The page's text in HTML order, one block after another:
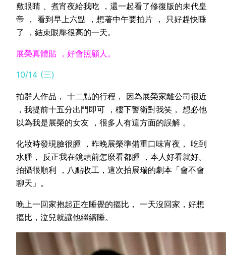
敷眼睛 、煮宵夜給我吃 ，還一起看了修復版的未代皇
帝 ， 看到早上六點 ，想著中午要拍片 ， 只好趕快睡
了 ，結束眼壓很高的一天。
展榮真體貼 ，好會照顧人。
10/14 (三)
拍群人作品， 十二點的行程， 因為展榮家離公司很近
，我提前十五分出門即可 ，樓下警衛對我笑， 想必他
以為我是展榮的女友 ，很多人有這方面的誤解 。
化妝時發現臉很腫 ，昨晚展榮準備重口味宵夜， 吃到
水腫， 反正我在鏡頭前怎麼看都腫 ，本人好看就好。
拍攝很順利 ，八點收工，這次拍展瑞的劇本「會不會
聊天」。
晚上一回家抱起正在睡覺的摳比， 一天沒回家，好想
摳比，泣兒就讓他繼續睡。